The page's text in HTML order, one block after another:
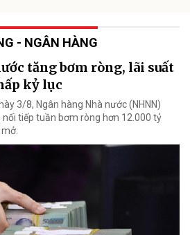
- NGÂN HÀNG
tăng bơm ròng, lãi suất
kỷ lục
3/8, Ngân hàng Nhà nước (NHNN)
tiếp tuần bơm ròng hơn 12.000 tỷ